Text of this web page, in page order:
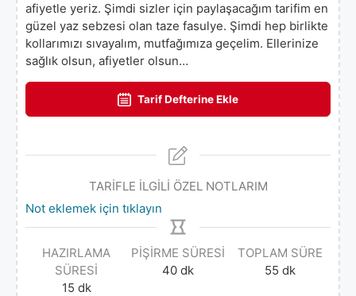
afiyetle yeriz. Şimdi sizler için paylaşacağım tarifim en
güzel yaz sebzesi olan taze fasulye. Şimdi hep birlikte
kollarımızı sıvayalım, mutfağımıza geçelim. Ellerinize
sağlık olsun, afiyetler olsun…
Tarif Defterine Ekle
TARİFLE İLGİLİ ÖZEL NOTLARIM
Not eklemek için tıklayın
HAZIRLAMA
SÜRESI
15 dk
PIŞIRME SÜRESI
40 dk
TOPLAM SÜRE
55 dk